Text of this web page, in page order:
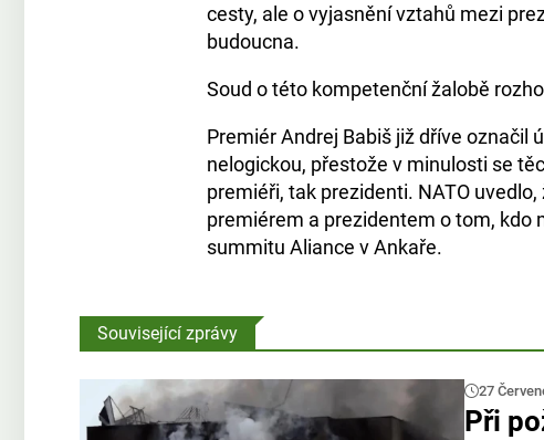
cesty, ale o vyjasnění vztahů mezi
budoucna.
Soud o této kompetenční žalobě
Premiér Andrej Babiš již dříve označil
nelogickou, přestože v minulosti se
premiéři, tak prezidenti. NATO
premiérem a prezidentem o tom, kdo
summitu Aliance v Ankaře.
Související zprávy
27
Při